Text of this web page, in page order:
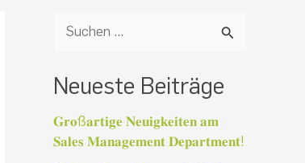
c
h
e
Neueste Beiträge
𝐆𝐫𝐨ß𝐚𝐫𝐭𝐢𝐠𝐞 𝐍𝐞𝐮𝐢𝐠𝐤𝐞𝐢𝐭𝐞𝐧 𝐚𝐦
𝐒𝐚𝐥𝐞𝐬 𝐌𝐚𝐧𝐚𝐠𝐞𝐦𝐞𝐧𝐭 𝐃𝐞𝐩𝐚𝐫𝐭𝐦𝐞𝐧𝐭!